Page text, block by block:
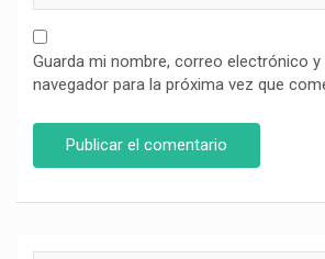
Guarda mi nombre, correo electrónico y
navegador para la próxima vez que